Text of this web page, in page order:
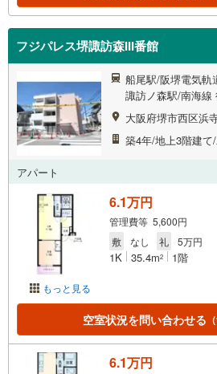
フジパレス堺諏訪森III番館
船尾駅/阪堺電気軌
諏訪ノ森駅/南海線
大阪府堺市西区浜
築4年/地上3階建て
アパート
もっと見る
6.1万円
管理費等 5,600円
敷
なし 礼 5万円
1K 35.4m2 1階
空室状況を問い合わせる
6.1万円